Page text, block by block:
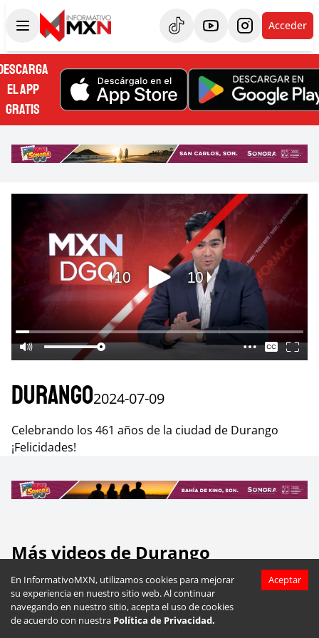
En InformativoMXN, utilizamos cookies para mejorar
su experiencia en nuestro sitio web. Al continuar
navegando en nuestro sitio, acepta el uso de cookies
de acuerdo con nuestra Política de Privacidad.
Aceptar
Acceder
EL APP
GRATIS
Durango2024-07-09
Celebrando los 461 años de la ciudad de Durango
¡Felicidades!
Más videos de Durango